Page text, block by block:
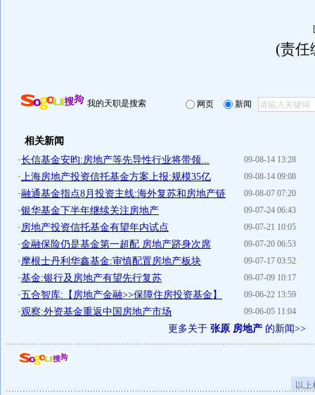
[
(责任
我的天职是搜索 网页 新闻
相关新闻
09-08-14 13:28
·长信基金安昀:房地产等先导性行业将带领...
09-08-14 09:08
· 上海房地产投资信托基金方案上报:规模35亿
09-08-07 07:20
·融通基金指点8月投资主线:海外复苏和房地产链
09-07-24 06:43
·银华基金下半年继续关注房地产
09-07-21 10:05
· 房地产投资信托基金有望年内试点
09-07-20 06:53
·金融保险仍是基金第一超配 房地产跻身次席
09-07-17 03:52
·摩根士丹利华鑫基金:审慎配置房地产板块
09-07-09 10:17
·基金:银行及房地产有望先行复苏
09-06-22 13:59
·五合智库:【房地产金融>>保障住房投资基金】
09-06-05 11:04
·观察:外资基金重返中国房地产市场
更多关于 张原 房地产 的新闻>>
以